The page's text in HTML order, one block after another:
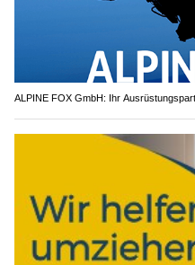
ALPINE FOX GmbH: Ihr